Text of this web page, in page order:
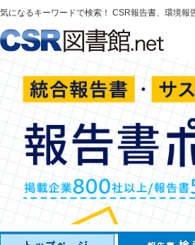
気になるキーワードで検索！ CSR報告書、環境報